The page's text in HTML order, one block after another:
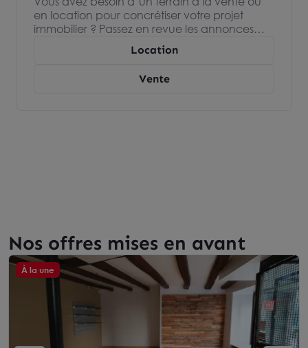
en location pour concrétiser votre projet
immobilier ? Passez en revue les annonces
immobilières de nos agences Arthur Loyd,
spécialisées dans l’immobilier d’entreprise et
Location
Vente
Nos offres mises en avant
À la une